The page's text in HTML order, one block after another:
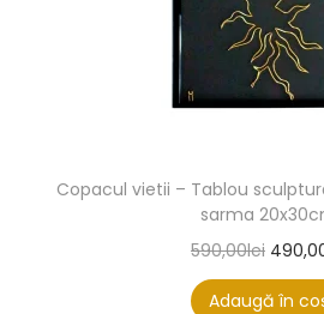
Copacul vietii – Tablou
sarma
590,00lei
Adaugă în